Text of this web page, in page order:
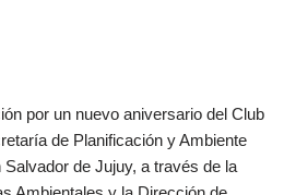
por un nuevo aniversario del Club
de Planificación y Ambiente
de Jujuy, a través de la